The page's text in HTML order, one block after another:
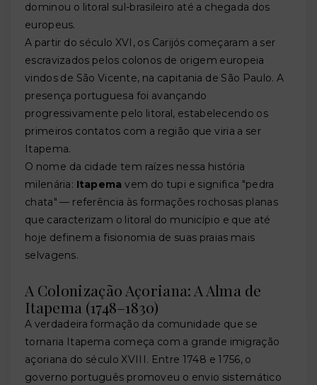
dominou o litoral sul-brasileiro até a chegada dos
europeus.
A partir do século XVI, os Carijós começaram a ser
escravizados pelos colonos de origem europeia
vindos de São Vicente, na capitania de São Paulo. A
presença portuguesa foi avançando
progressivamente pelo litoral, estabelecendo os
primeiros contatos com a região que viria a ser
Itapema.
O nome da cidade tem raízes nessa história
milenária: Itapema vem do tupi e significa "pedra
chata" — referência às formações rochosas planas
que caracterizam o litoral do município e que até
hoje definem a fisionomia de suas praias mais
selvagens.
A Colonização Açoriana: A Alma de
Itapema (1748–1830)
A verdadeira formação da comunidade que se
tornaria Itapema começa com a grande imigração
açoriana do século XVIII. Entre 1748 e 1756, o
governo português promoveu o envio sistemático